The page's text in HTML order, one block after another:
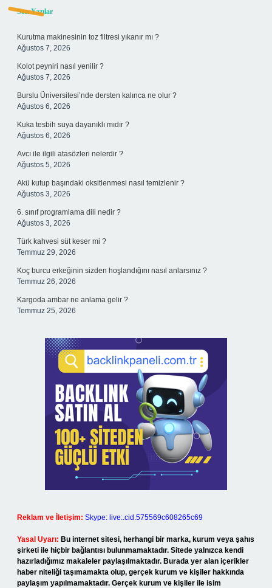
Sidebar
Son Yazılar
Kurutma makinesinin toz filtresi yıkanır mı ?
Ağustos 7, 2026
Kolot peyniri nasıl yenilir ?
Ağustos 7, 2026
Burslu Üniversitesi’nde dersten kalınca ne olur ?
Ağustos 6, 2026
Kuka tesbih suya dayanıklı mıdır ?
Ağustos 6, 2026
Avcı ile ilgili atasözleri nelerdir ?
Ağustos 5, 2026
Akü kutup başındaki oksitlenmesi nasıl temizlenir ?
Ağustos 3, 2026
6. sınıf programlama dili nedir ?
Ağustos 3, 2026
Türk kahvesi süt keser mi ?
Temmuz 29, 2026
Koç burcu erkeğinin sizden hoşlandığını nasıl anlarsınız ?
Temmuz 26, 2026
Kargoda ambar ne anlama gelir ?
Temmuz 25, 2026
Reklam ve İletişim: Skype: live:.cid.575569c608265c69
Yasal Uyarı: Bu internet sitesi, herhangi bir marka, kurum veya şahıs
şirketi ile hiçbir bağlantısı bulunmamaktadır. Sitede yalnızca kendi
hazırladığımız makaleler paylaşılmaktadır. Burada yer alan içerikler
haber niteliği taşımamakta olup, gerçek kurum ve kişiler hakkında
paylaşım yapılmamaktadır. Gerçek kurum ve kişiler ile isim